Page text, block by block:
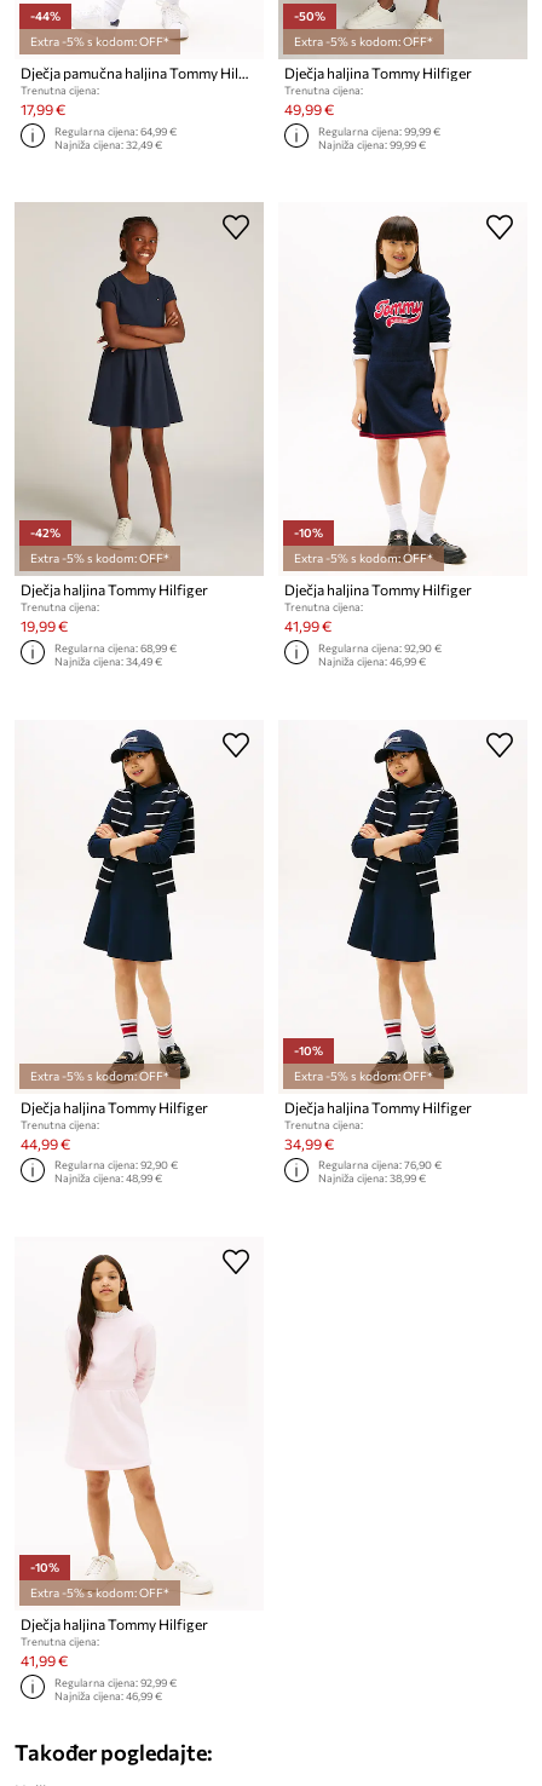
-44%
Extra -5% s kodom: OFF*
Dječja pamučna haljina Tommy Hilfiger
Trenutna cijena:
17,99 €
Regularna cijena:64,99 €
Najniža cijena:32,49 €
-50%
Extra -5% s kodom: OFF*
Dječja haljina Tommy Hilfiger
Trenutna cijena:
49,99 €
Regularna cijena:99,99 €
Najniža cijena:99,99 €
-42%
Extra -5% s kodom: OFF*
Dječja haljina Tommy Hilfiger
Trenutna cijena:
19,99 €
Regularna cijena:68,99 €
Najniža cijena:34,49 €
-10%
Extra -5% s kodom: OFF*
Dječja haljina Tommy Hilfiger
Trenutna cijena:
41,99 €
Regularna cijena:92,90 €
Najniža cijena:46,99 €
Extra -5% s kodom: OFF*
Dječja haljina Tommy Hilfiger
Trenutna cijena:
44,99 €
Regularna cijena:92,90 €
Najniža cijena:48,99 €
-10%
Extra -5% s kodom: OFF*
Dječja haljina Tommy Hilfiger
Trenutna cijena:
34,99 €
Regularna cijena:76,90 €
Najniža cijena:38,99 €
-10%
Extra -5% s kodom: OFF*
Dječja haljina Tommy Hilfiger
Trenutna cijena:
41,99 €
Regularna cijena:92,99 €
Najniža cijena:46,99 €
Također pogledajte: